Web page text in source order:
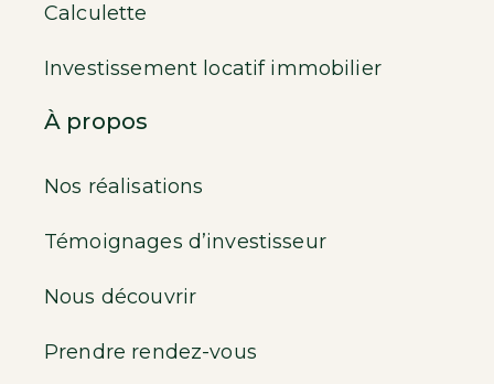
Calculette
Investissement locatif immobilier
À propos
Nos réalisations
Témoignages d’investisseur
Nous découvrir
Prendre rendez-vous